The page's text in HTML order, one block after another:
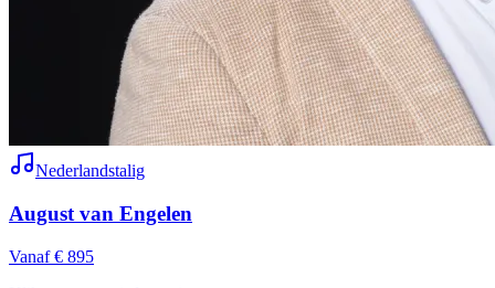
Nederlandstalig
August van Engelen
Vanaf € 895